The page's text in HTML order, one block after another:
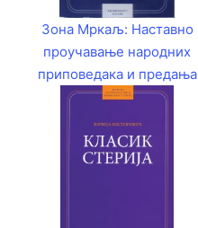
Зона Мркаљ: Наставно
проучавање народних
приповедака и предања